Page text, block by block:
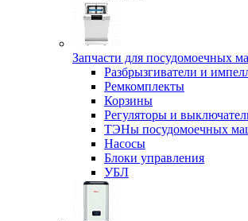
Запчасти для посудомоечных
Разбрызгиватели и
Ремкомплекты
Корзины
Регуляторы и
ТЭНы посудомоечных
Насосы
Блоки управления
УБЛ